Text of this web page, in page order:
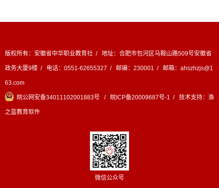
版权所有：安徽省中华职业教育社 / 地址：合肥市包河区马鞍山路509号安徽省
政务大厦9楼 / 电话：0551-62655327 / 邮编：230001 / 邮箱：ahszhzjs@1
63.com
皖公网安备34011102001883号 / 皖ICP备20009687号-1 / 技术支持： 渔
之蓝教育软件
微信公众号